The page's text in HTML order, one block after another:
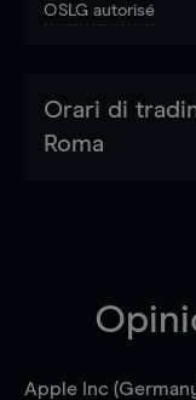
OSLG autorisé
Orari di
Roma
Apple Inc